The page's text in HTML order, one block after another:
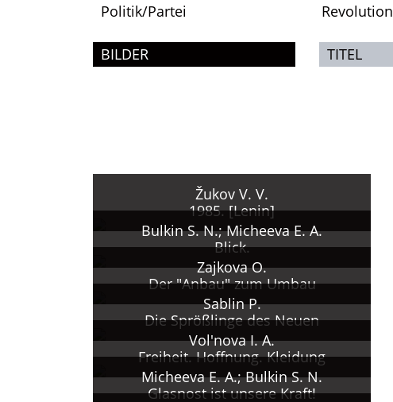
Politik/Partei
Revolution
BILDER TITEL
Žukov V. V.
1985. [Lenin]
Bulkin S. N.; Micheeva E. A.
Blick.
Zajkova O.
Der "Anbau" zum Umbau
Sablin P.
Die Sprößlinge des Neuen
Vol'nova I. A.
Freiheit. Hoffnung. Kleidung
Micheeva E. A.; Bulkin S. N.
Glasnost ist unsere Kraft!